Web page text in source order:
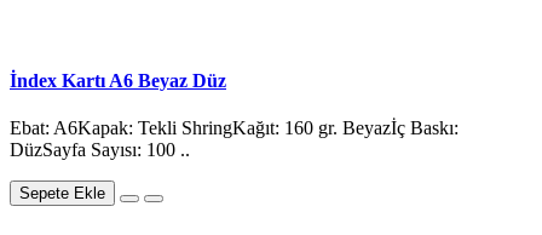
İndex Kartı A6 Beyaz Düz
Ebat: A6Kapak: Tekli ShringKağıt: 160 gr. Beyazİç Baskı:
DüzSayfa Sayısı: 100 ..
Sepete Ekle